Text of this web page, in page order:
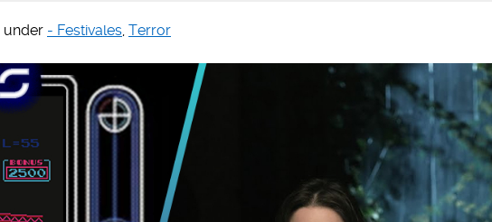
under - Festivales, Terror